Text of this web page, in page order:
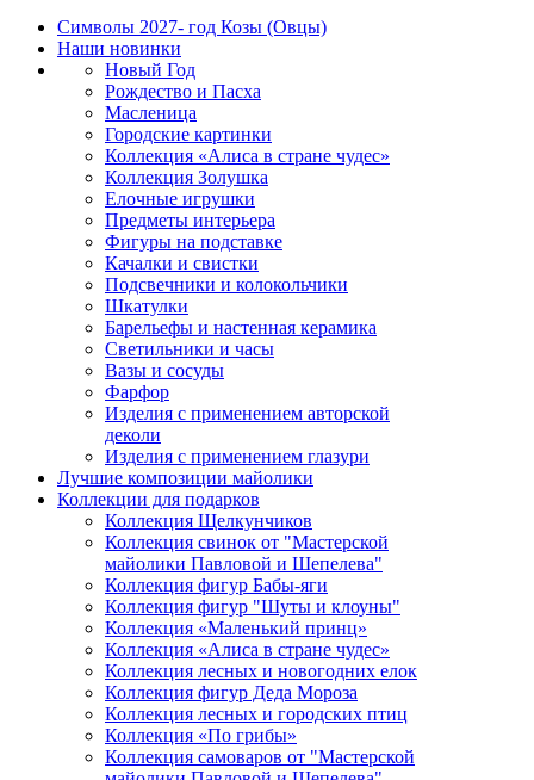
Символы 2027- год Козы (Овцы)
Наши новинки
Новый Год
Рождество и Пасха
Масленица
Городские картинки
Коллекция «Алиса в стране чудес»
Коллекция Золушка
Елочные игрушки
Предметы интерьера
Фигуры на подставке
Качалки и свистки
Подсвечники и колокольчики
Шкатулки
Барельефы и настенная керамика
Светильники и часы
Вазы и сосуды
Фарфор
Изделия с применением авторской
деколи
Изделия с применением глазури
Лучшие композиции майолики
Коллекции для подарков
Коллекция Щелкунчиков
Коллекция свинок от "Мастерской
майолики Павловой и Шепелева"
Коллекция фигур Бабы-яги
Коллекция фигур "Шуты и клоуны"
Коллекция «Маленький принц»
Коллекция «Алиса в стране чудес»
Коллекция лесных и новогодних елок
Коллекция фигур Деда Мороза
Коллекция лесных и городских птиц
Коллекция «По грибы»
Коллекция самоваров от "Мастерской